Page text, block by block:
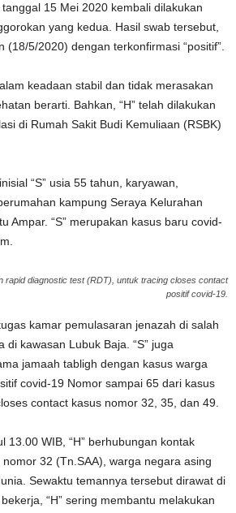
15 Mei 2020 kembali dilakukan
yang kedua. Hasil swab tersebut,
(18/5/2020) dengan terkonfirmasi “positif”.
keadaan stabil dan tidak merasakan
berarti. Bahkan, “H” telah dilakukan
di Rumah Sakit Budi Kemuliaan (RSBK)
“S” usia 55 tahun, karyawan,
kampung Seraya Kelurahan
Ampar. “S” merupakan kasus baru covid-
rapid diagnostic test (RDT), untuk tracing closes contact
positif covid-19.
kamar pemulasaran jenazah di salah
di kawasan Lubuk Baja. “S” juga
jamaah tabligh dengan kasus warga
covid-19 Nomor sampai 65 dari kasus
contact kasus nomor 32, 35, dan 49.
13.00 WIB, “H” berhubungan kontak
32 (Tn.SAA), warga negara asing
Sewaktu temannya tersebut dirawat di
“H” sering membantu melakukan